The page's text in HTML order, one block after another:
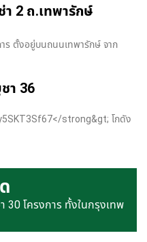
า 2 ถ.เทพารักษ์
ร ตั้งอยู่บนถนนเทพารักษ์ จาก
า 36
strong&gt; โกดัง
30 โครงการ ทั้งในกรุงเทพ